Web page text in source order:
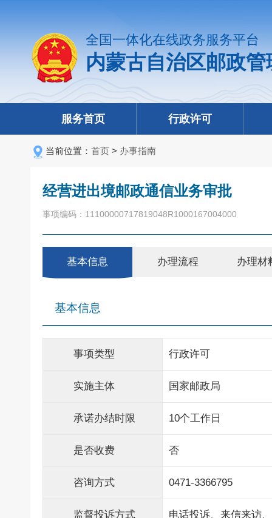
全国一体化在线政务服务平台
内蒙古自治区邮政
服务首页 行政许可
当前位置： 首页 > 办事指南
经营进出境邮政通信业务审批
事项编码：11100000717819048R1000167004000
基本信息 办理流程 办理材
基本信息
事项类型 行政许可
实施主体 国家邮政局
承诺办结时限 10个工作日
是否收费 否
咨询方式 0471-3366795
监督投诉方式 电话投诉、来信来访